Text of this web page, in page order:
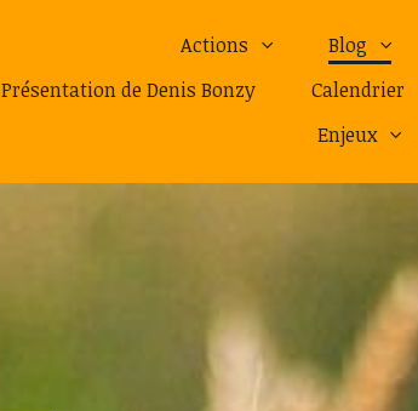
Actions Blog
Présentation de Denis Bonzy
Calendrier
Enjeux